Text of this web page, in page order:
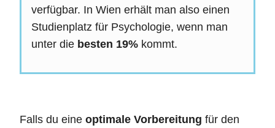
verfügbar. In Wien erhält man also einen
Studienplatz für Psychologie, wenn man
unter die besten 19% kommt.
Falls du eine optimale Vorbereitung für den